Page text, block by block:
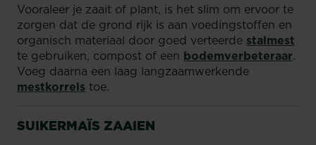
Vooraleer je zaait of plant, is het slim om ervoor te
zorgen dat de grond rijk is aan voedingstoffen en
organisch materiaal door goed verteerde stalmest
te gebruiken, compost of een bodemverbeteraar.
Voeg daarna een laag langzaamwerkende
mestkorrels toe.
SUIKERMAÏS ZAAIEN